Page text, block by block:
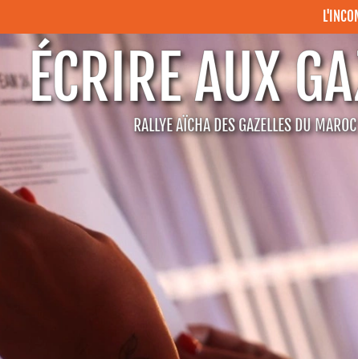
ÉCRIRE AUX
RALLYE AÏCHA DES GAZELLES DU